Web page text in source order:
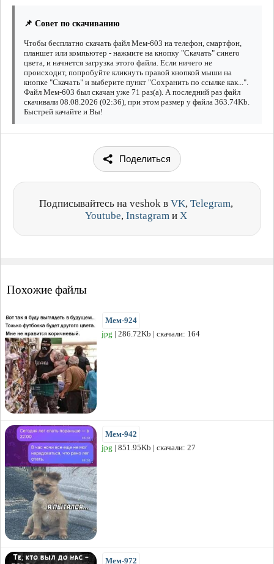
📌 Совет по скачиванию
Чтобы бесплатно скачать файл Мем-603 на телефон, смартфон,
планшет или компьютер - нажмите на кнопку "Скачать" синего
цвета, и начнется загрузка этого файла. Если ничего не
происходит, попробуйте кликнуть правой кнопкой мыши на
кнопке "Скачать" и выберите пункт "Сохранить по ссылке как...".
Файл Мем-603 был скачан уже 71 раз(а). А последний раз файл
скачивали 08.08.2026 (02:36), при этом размер у файла 363.74Kb.
Быстрей качайте и Вы!
Поделиться
Подписывайтесь на veshok в VK, Telegram,
Youtube, Instagram и X
Похожие файлы
Мем-924
jpg | 286.72Kb | скачали: 164
Мем-942
jpg | 851.95Kb | скачали: 27
Мем-972